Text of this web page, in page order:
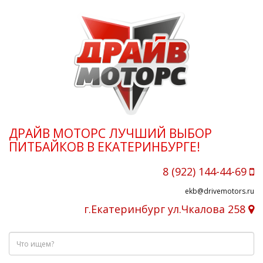
ДРАЙВ МОТОРС ЛУЧШИЙ ВЫБОР
ПИТБАЙКОВ В ЕКАТЕРИНБУРГЕ!
8 (922) 144-44-69
ekb@drivemotors.ru
г.Екатеринбург ул.Чкалова 258